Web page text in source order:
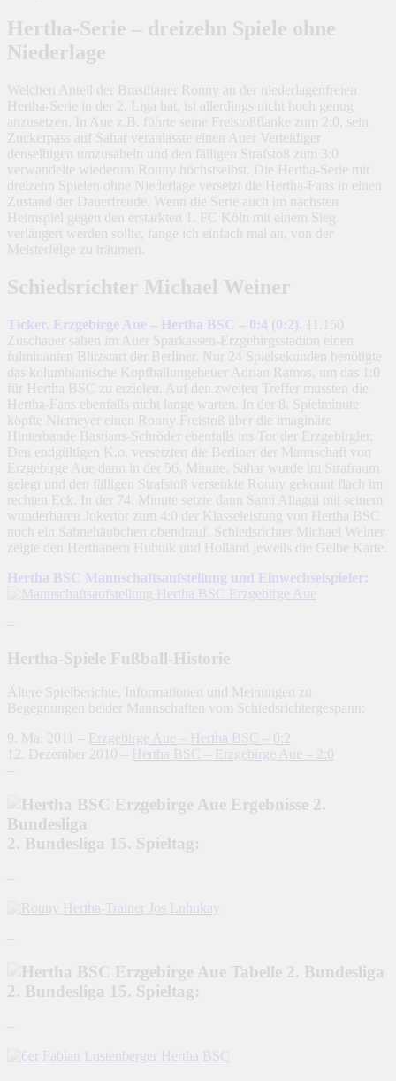
Hertha-Serie – dreizehn Spiele ohne
Niederlage
Welchen Anteil der Brasilianer Ronny an der niederlagenfreien
Hertha-Serie in der 2. Liga hat, ist allerdings nicht hoch genug
anzusetzen. In Aue z.B. führte seine Freistoßflanke zum 2:0, sein
Zuckerpass auf Sahar veranlasste einen Auer Verteidiger
denselbigen umzusäbeln und den fälligen Strafstoß zum 3:0
verwandelte wiederum Ronny höchstselbst. Die Hertha-Serie mit
dreizehn Spielen ohne Niederlage versetzt die Hertha-Fans in einen
Zustand der Dauerfreude. Wenn die Serie auch im nächsten
Heimspiel gegen den erstarkten 1. FC Köln mit einem Sieg
verlängert werden sollte, fange ich einfach mal an, von der
Meisterfelge zu träumen.
Schiedsrichter Michael Weiner
Ticker. Erzgebirge Aue – Hertha BSC – 0:4 (0:2). 11.150
Zuschauer sahen im Auer Sparkassen-Erzgebirgsstadion einen
fulminanten Blitzstart der Berliner. Nur 24 Spielsekunden benötigte
das kolumbianische Kopfballungeheuer Adrian Ramos, um das 1:0
für Hertha BSC zu erzielen. Auf den zweiten Treffer mussten die
Hertha-Fans ebenfalls nicht lange warten. In der 8. Spielminute
köpfte Niemeyer einen Ronny Freistoß über die imaginäre
Hinterbande Bastians-Schröder ebenfalls ins Tor der Erzgebirgler.
Den endgültigen K.o. versetzten die Berliner der Mannschaft von
Erzgebirge Aue dann in der 56. Minute. Sahar wurde im Strafraum
gelegt und den fälligen Strafstoß versenkte Ronny gekonnt flach im
rechten Eck. In der 74. Minute setzte dann Sami Allagui mit seinem
wunderbaren Jokertor zum 4:0 der Klasseleistung von Hertha BSC
noch ein Sahnehäubchen obendrauf. Schiedsrichter Michael Weiner
zeigte den Herthanern Hubnik und Holland jeweils die Gelbe Karte.
Hertha BSC Mannschaftsaufstellung und Einwechselspieler:
Hertha-Spiele Fußball-Historie
Ältere Spielberichte, Informationen und Meinungen zu
Begegnungen beider Mannschaften vom Schiedsrichtergespann:
9. Mai 2011 –
Erzgebirge Aue – Hertha BSC – 0:2
12. Dezember 2010 –
Hertha BSC – Erzgebirge Aue – 2:0
2. Bundesliga 15. Spieltag:
2. Bundesliga 15. Spieltag: